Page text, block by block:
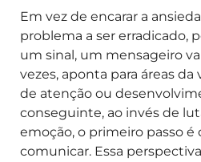
Em vez de encarar a
problema a ser erradicado,
um sinal, um mensageiro
vezes, aponta para áreas
de atenção ou
conseguinte, ao invés de
emoção, o primeiro passo
comunicar. Essa